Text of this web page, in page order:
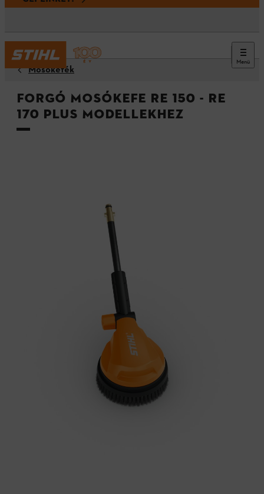
Menü
Mosókefék
Forgó mosókefe RE 150 - RE
170 PLUS modellekhez